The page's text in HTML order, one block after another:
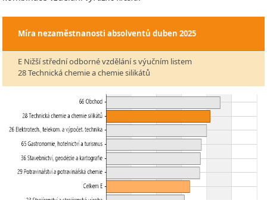
Míra nezaměstnanosti absolventů duben 2025
E Nižší střední odborné vzdělání s výučním listem
28 Technická chemie a chemie silikátů